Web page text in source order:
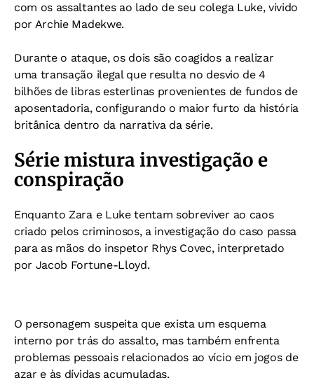
com os assaltantes ao lado de seu colega Luke, vivido
por Archie Madekwe.
Durante o ataque, os dois são coagidos a realizar
uma transação ilegal que resulta no desvio de 4
bilhões de libras esterlinas provenientes de fundos de
aposentadoria, configurando o maior furto da história
britânica dentro da narrativa da série.
Série mistura investigação e
conspiração
Enquanto Zara e Luke tentam sobreviver ao caos
criado pelos criminosos, a investigação do caso passa
para as mãos do inspetor Rhys Covec, interpretado
por Jacob Fortune-Lloyd.
O personagem suspeita que exista um esquema
interno por trás do assalto, mas também enfrenta
problemas pessoais relacionados ao vício em jogos de
azar e às dívidas acumuladas.